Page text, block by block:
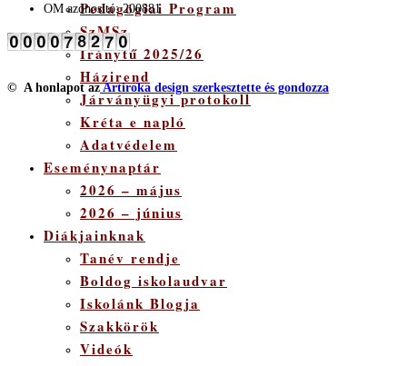
Pedagógiai Program
SzMSz
Iránytű 2025/26
Házirend
Járványügyi protokoll
Kréta e napló
Adatvédelem
Eseménynaptár
2026 – május
2026 – június
Diákjainknak
Tanév rendje
Boldog iskolaudvar
Iskolánk Blogja
Szakkörök
Videók
OM azonosító: 200881
© A honlapot azArtiroka design szerkesztette és gondozza